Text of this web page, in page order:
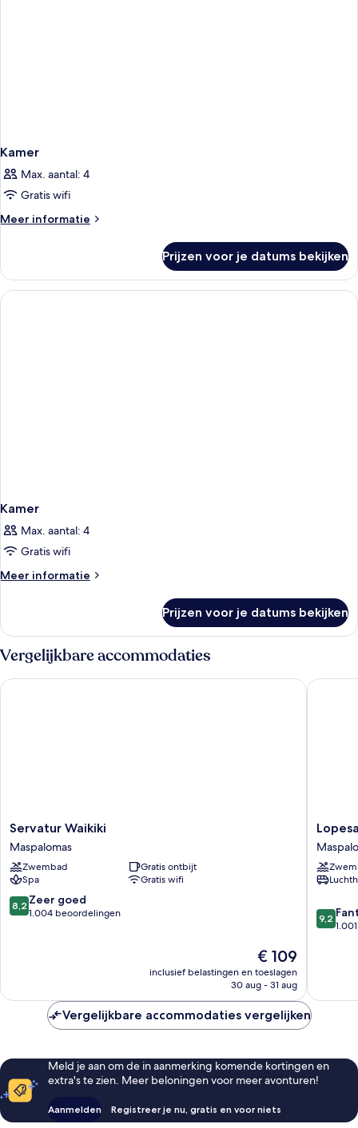
Kamer
Max. aantal: 4
Gratis wifi
Meer informatie
Meer
Prijzen voor je datums bekijken
Kamer
Max. aantal: 4
Gratis wifi
Meer informatie
Meer
Prijzen voor je datums bekijken
Vergelijkbare accommodaties
Servatur
Waikiki
Maspalomas
Servatur Waikiki
Maspalomas
Zwembad
Gratis ontbijt
Spa
Gratis wifi
8.2
van
8,2 Zeer goed
1.004 beoordelingen
De
prijs
is
€ 109
inclusief belastingen en toeslagen
30 aug - 31 aug
Servatur Waikiki
Lopesan
Costa
Resort
&
9.2
van
9,2
Vergelijkbare accommodaties vergelijken
Meld je aan om de in aanmerking komende kortingen en
extra's te zien. Meer beloningen voor meer avonturen!
Aanmelden Registreer je nu, gratis en voor niets